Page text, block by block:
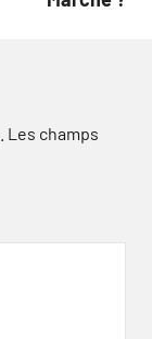
Les champs